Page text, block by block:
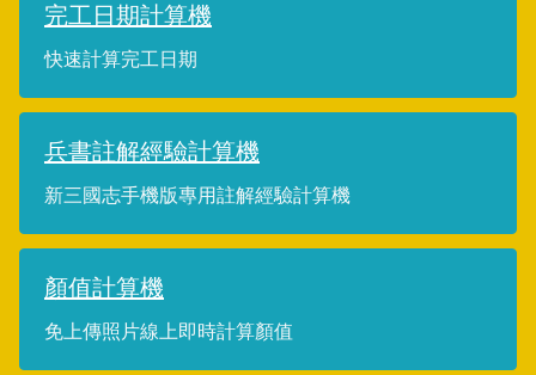
完工日期計算機
快速計算完工日期
兵書註解經驗計算機
新三國志手機版專用註解經驗計算機
顏值計算機
免上傳照片線上即時計算顏值